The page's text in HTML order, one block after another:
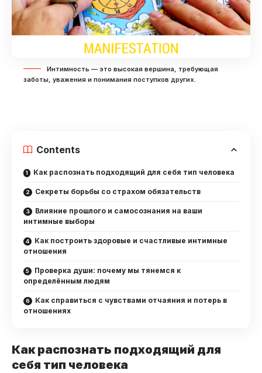
Интимность — это высокая вершина, требующая
заботы, уважения и понимания поступков других.
Contents
Как распознать подходящий для себя тип человека
Секреты борьбы со страхом обязательств
Влияние прошлого и самосознания на ваши
интимные выборы
Как построить здоровые и счастливые интимные
отношения
Проверка души: почему мы тянемся к
определённым людям
Как справиться с чувствами отчаяния и потерь в
отношениях
Как распознать подходящий для
себя тип человека